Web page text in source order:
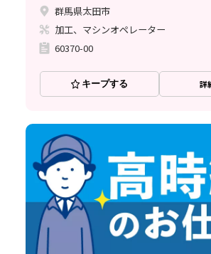
群馬県太田市
加工、マシンオペレーター
60370-00
キープする 詳